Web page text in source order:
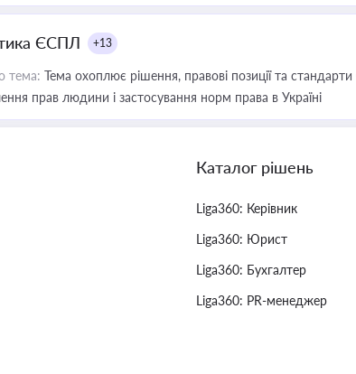
ЄСПЛ +13
тема: Тема охоплює рішення, правові позиції та
прав людини і застосування норм права в Україні
Каталог рішень
Liga360: Керівник
Liga360: Юрист
Liga360: Бухгалтер
Liga360: PR-менеджер